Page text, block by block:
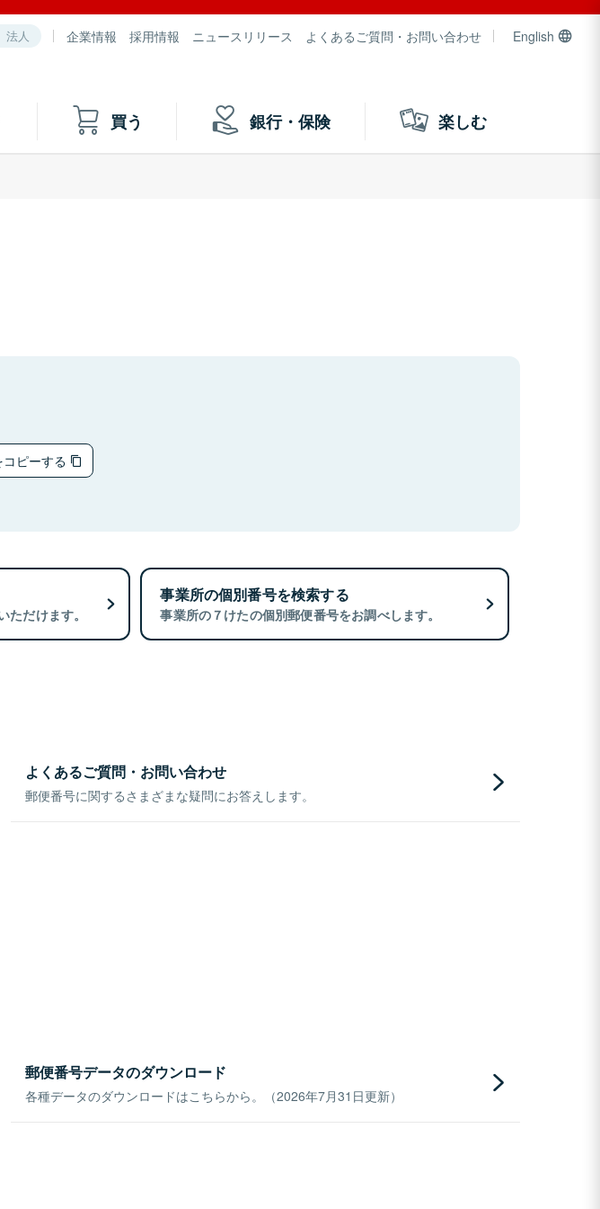
法人 企業情報 採用情報 ニュースリリース よくあるご質問・お問い合わせ English
買う 銀行・保険 楽しむ
ピーする
だけます。
事業所の個別番号を検索する
事業所の７けたの個別郵便番号をお調べします。
よくあるご質問・お問い合わせ
郵便番号に関するさまざまな疑問にお答えします。
郵便番号データのダウンロード
各種データのダウンロードはこちらから。（2026年7月31日更新）